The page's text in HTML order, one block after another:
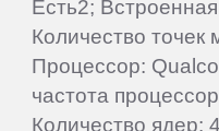
Есть2;
Количество
Процессор:
частота
Количество ядер: